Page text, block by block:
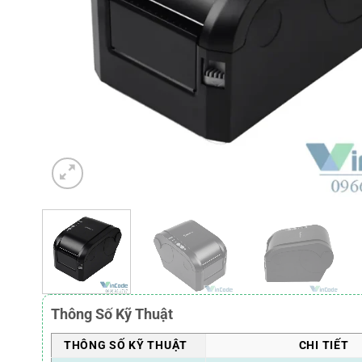
Thông Số Kỹ Thuật
THÔNG SỐ KỸ THUẬT
CHI TIẾT